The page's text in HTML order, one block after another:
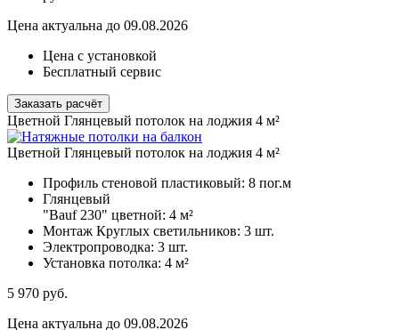
Цена актуальна до 09.08.2026
Цена с установкой
Бесплатный сервис
Заказать расчёт
Цветной Глянцевый потолок на лоджия 4 м²
Цветной Глянцевый потолок на лоджия 4 м²
Профиль стеновой пластиковый: 8 пог.м
Глянцевый
"Bauf 230" цветной: 4 м²
Монтаж Круглых светильников: 3 шт.
Электропроводка: 3 шт.
Установка потолка: 4 м²
5 970 руб.
Цена актуальна до 09.08.2026